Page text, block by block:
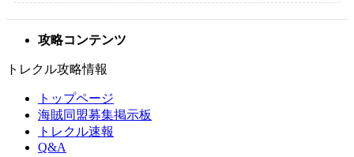
攻略コンテンツ
トレクル攻略情報
トップページ
海賊同盟募集掲示板
トレクル速報
Q&A